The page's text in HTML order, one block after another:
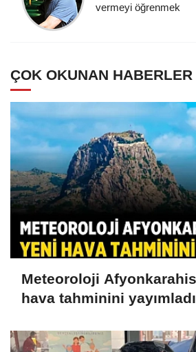
vermeyi öğrenmek
ÇOK OKUNAN HABERLER
Meteoroloji
hava tahminini yayımladı